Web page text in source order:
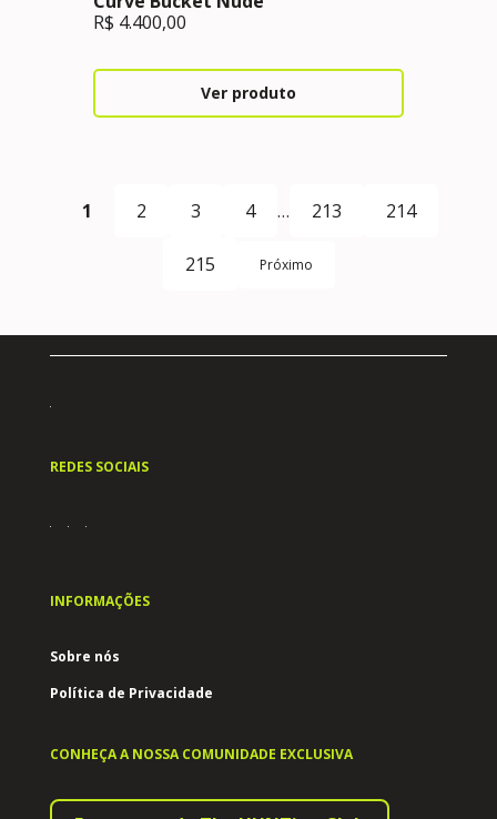
R$ 4.400,00
Ver produto
1 2 3 4 … 213 214
215 Próximo
REDES SOCIAIS
INFORMAÇÕES
Sobre nós
Política de Privacidade
CONHEÇA A NOSSA COMUNIDADE EXCLUSIVA